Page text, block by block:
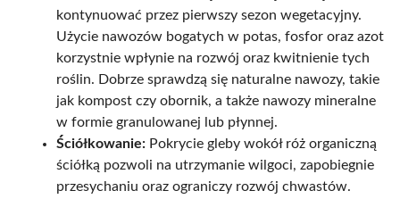
kontynuować przez pierwszy sezon wegetacyjny.
Użycie nawozów bogatych w potas, fosfor oraz azot
korzystnie wpłynie na rozwój oraz kwitnienie tych
roślin. Dobrze sprawdzą się naturalne nawozy, takie
jak kompost czy obornik, a także nawozy mineralne
w formie granulowanej lub płynnej.
Ściółkowanie: Pokrycie gleby wokół róż organiczną
ściółką pozwoli na utrzymanie wilgoci, zapobiegnie
przesychaniu oraz ograniczy rozwój chwastów.